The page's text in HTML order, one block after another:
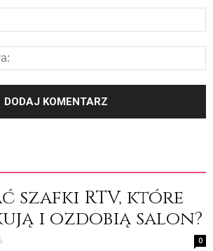
szafki RTV, które
i ozdobią salon?
0